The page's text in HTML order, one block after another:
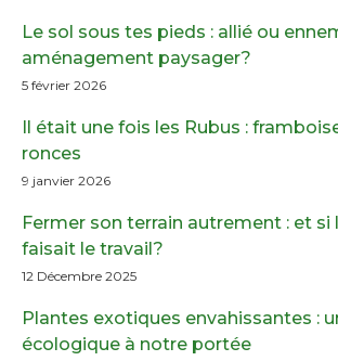
Le sol sous tes pieds : allié ou
aménagement paysager?
5 février 2026
Il était une fois les Rubus :
ronces
9 janvier 2026
Fermer son terrain autrement : et si
faisait le travail?
12 Décembre 2025
Plantes exotiques envahissantes :
écologique à notre portée